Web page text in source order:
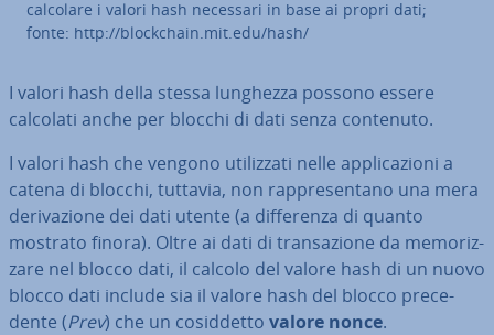
calcolare i valori hash necessari in base ai propri dati;
fonte: http://bloc­k­chain.mit.edu/hash/
I valori hash della stessa lunghezza possono essere
calcolati anche per blocchi di dati senza contenuto.
I valori hash che vengono uti­liz­za­ti nelle ap­pli­ca­zio­ni a
catena di blocchi, tuttavia, non rap­pre­sen­ta­no una mera
de­ri­va­zio­ne dei dati utente (a dif­fe­ren­za di quanto
mostrato finora). Oltre ai dati di tran­sa­zio­ne da me­mo­riz­
za­re nel blocco dati, il calcolo del valore hash di un nuovo
blocco dati include sia il valore hash del blocco pre­ce­
den­te (Prev) che un co­sid­det­to valore nonce.